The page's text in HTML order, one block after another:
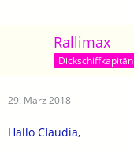
Rallimax
Dickschiffkapitän
29. März 2018
Hallo Claudia,